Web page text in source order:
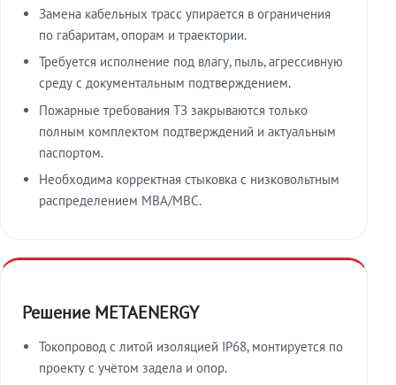
Замена кабельных трасс упирается в ограничения
по габаритам, опорам и траектории.
Требуется исполнение под влагу, пыль, агрессивную
среду с документальным подтверждением.
Пожарные требования ТЗ закрываются только
полным комплектом подтверждений и актуальным
паспортом.
Необходима корректная стыковка с низковольтным
распределением МВА/МВС.
Решение METAENERGY
Токопровод с литой изоляцией IP68, монтируется по
проекту с учётом задела и опор.